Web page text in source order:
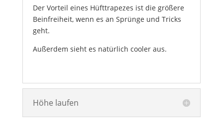
Der Vorteil eines Hüfttrapezes ist die größere
Beinfreiheit, wenn es an Sprünge und Tricks
geht.
Außerdem sieht es natürlich cooler aus.
Höhe laufen